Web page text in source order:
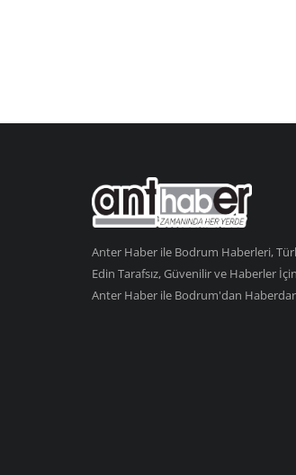
Anter Haber ile Bodrum Haberleri,
Edin Tarafsız, Güvenilir ve Haberler
Anter Haber ile Bodrum'dan